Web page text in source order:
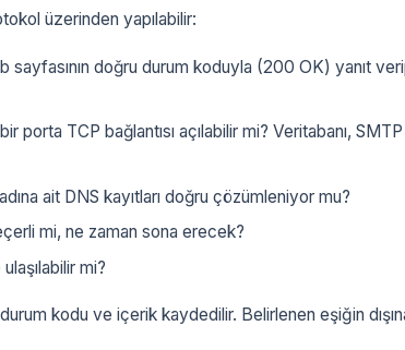
üzerinden yapılabilir:
sayfasının doğru durum koduyla (200 OK) yanıt
porta TCP bağlantısı açılabilir mi? Veritabanı,
ait DNS kayıtları doğru çözümleniyor mu?
mi, ne zaman sona erecek?
mi?
kodu ve içerik kaydedilir. Belirlenen eşiğin dışına